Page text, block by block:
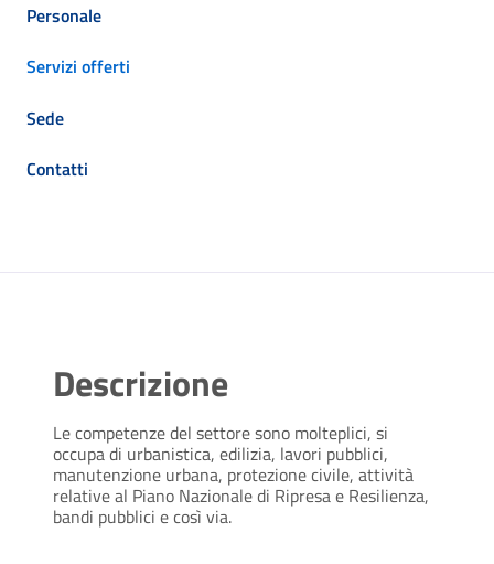
Personale
Servizi offerti
Sede
Contatti
Descrizione
Le competenze del settore sono molteplici, si
occupa di urbanistica, edilizia, lavori pubblici,
manutenzione urbana, protezione civile, attività
relative al Piano Nazionale di Ripresa e Resilienza,
bandi pubblici e così via.